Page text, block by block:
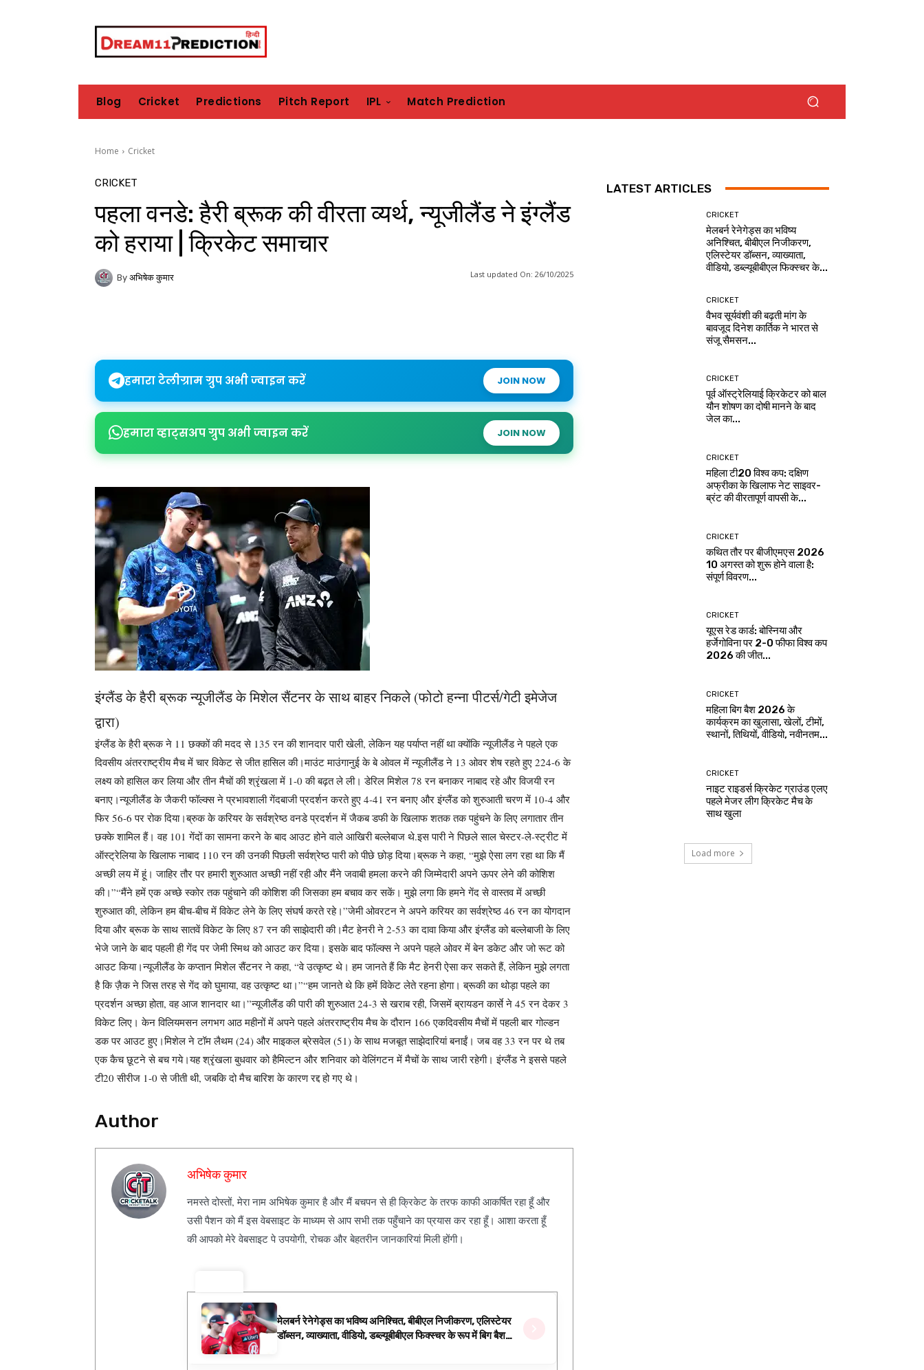
Blog Cricket Predictions Pitch Report IPL Match Prediction
Home Cricket
CRICKET
पहला वनडे: हैरी ब्रूक की वीरता व्यर्थ, न्यूजीलैंड ने इंग्लैंड
को हराया | क्रिकेट समाचार
By अभिषेक कुमार Last updated On: 26/10/2025
हमारा टेलीग्राम ग्रुप अभी ज्वाइन करें JOIN NOW
हमारा व्हाट्सअप ग्रुप अभी ज्वाइन करें JOIN NOW
इंग्लैंड के हैरी ब्रूक न्यूजीलैंड के मिशेल सैंटनर के साथ बाहर निकले (फोटो हन्ना पीटर्स/गेटी इमेजेज
द्वारा)
इंग्लैंड के हैरी ब्रूक ने 11 छक्कों की मदद से 135 रन की शानदार पारी खेली, लेकिन यह पर्याप्त नहीं था क्योंकि न्यूजीलैंड ने पहले एक
दिवसीय अंतरराष्ट्रीय मैच में चार विकेट से जीत हासिल की।माउंट माउंगानुई के बे ओवल में न्यूजीलैंड ने 13 ओवर शेष रहते हुए 224-6 के
लक्ष्य को हासिल कर लिया और तीन मैचों की श्रृंखला में 1-0 की बढ़त ले ली। डेरिल मिशेल 78 रन बनाकर नाबाद रहे और विजयी रन
बनाए।न्यूजीलैंड के जैकरी फॉल्क्स ने प्रभावशाली गेंदबाजी प्रदर्शन करते हुए 4-41 रन बनाए और इंग्लैंड को शुरुआती चरण में 10-4 और
फिर 56-6 पर रोक दिया।ब्रुक के करियर के सर्वश्रेष्ठ वनडे प्रदर्शन में जैकब डफी के खिलाफ शतक तक पहुंचने के लिए लगातार तीन
छक्के शामिल हैं। वह 101 गेंदों का सामना करने के बाद आउट होने वाले आखिरी बल्लेबाज थे.इस पारी ने पिछले साल चेस्टर-ले-स्ट्रीट में
ऑस्ट्रेलिया के खिलाफ नाबाद 110 रन की उनकी पिछली सर्वश्रेष्ठ पारी को पीछे छोड़ दिया।ब्रूक ने कहा, “मुझे ऐसा लग रहा था कि मैं
अच्छी लय में हूं। जाहिर तौर पर हमारी शुरुआत अच्छी नहीं रही और मैंने जवाबी हमला करने की जिम्मेदारी अपने ऊपर लेने की कोशिश
की।”“मैंने हमें एक अच्छे स्कोर तक पहुंचाने की कोशिश की जिसका हम बचाव कर सकें। मुझे लगा कि हमने गेंद से वास्तव में अच्छी
शुरुआत की, लेकिन हम बीच-बीच में विकेट लेने के लिए संघर्ष करते रहे।”जेमी ओवरटन ने अपने करियर का सर्वश्रेष्ठ 46 रन का योगदान
दिया और ब्रूक के साथ सातवें विकेट के लिए 87 रन की साझेदारी की।मैट हेनरी ने 2-53 का दावा किया और इंग्लैंड को बल्लेबाजी के लिए
भेजे जाने के बाद पहली ही गेंद पर जेमी स्मिथ को आउट कर दिया। इसके बाद फॉल्क्स ने अपने पहले ओवर में बेन डकेट और जो रूट को
आउट किया।न्यूजीलैंड के कप्तान मिशेल सैंटनर ने कहा, “वे उत्कृष्ट थे। हम जानते हैं कि मैट हेनरी ऐसा कर सकते हैं, लेकिन मुझे लगता
है कि ज़ैक ने जिस तरह से गेंद को घुमाया, वह उत्कृष्ट था।”“हम जानते थे कि हमें विकेट लेते रहना होगा। ब्रूकी का थोड़ा पहले का
प्रदर्शन अच्छा होता, वह आज शानदार था।”न्यूजीलैंड की पारी की शुरुआत 24-3 से खराब रही, जिसमें ब्रायडन कार्से ने 45 रन देकर 3
विकेट लिए। केन विलियमसन लगभग आठ महीनों में अपने पहले अंतरराष्ट्रीय मैच के दौरान 166 एकदिवसीय मैचों में पहली बार गोल्डन
डक पर आउट हुए।मिशेल ने टॉम लैथम (24) और माइकल ब्रेसवेल (51) के साथ मजबूत साझेदारियां बनाईं। जब वह 33 रन पर थे तब
एक कैच छूटने से बच गये।यह श्रृंखला बुधवार को हैमिल्टन और शनिवार को वेलिंगटन में मैचों के साथ जारी रहेगी। इंग्लैंड ने इससे पहले
टी20 सीरीज 1-0 से जीती थी, जबकि दो मैच बारिश के कारण रद्द हो गए थे।
Author
अभिषेक कुमार
नमस्ते दोस्तों, मेरा नाम अभिषेक कुमार है और मैं बचपन से ही क्रिकेट के तरफ काफी आकर्षित रहा हूँ और
उसी पैशन को मैं इस वेबसाइट के माध्यम से आप सभी तक पहुँचाने का प्रयास कर रहा हूँ। आशा करता हूँ
की आपको मेरे वेबसाइट पे उपयोगी, रोचक और बेहतरीन जानकारियां मिली होंगी।
मेलबर्न रेनेगेड्स का भविष्य अनिश्चित, बीबीएल निजीकरण, एलिस्टेयर
डॉब्सन, व्याख्याता, वीडियो, डब्ल्यूबीबीएल फिक्स्चर के रूप में बिग बैश
LATEST ARTICLES
CRICKET
मेलबर्न रेनेगेड्स का भविष्य
अनिश्चित, बीबीएल निजीकरण,
एलिस्टेयर डॉब्सन, व्याख्याता,
वीडियो, डब्ल्यूबीबीएल फिक्स्चर के...
CRICKET
वैभव सूर्यवंशी की बढ़ती मांग के
बावजूद दिनेश कार्तिक ने भारत से
संजू सैमसन...
CRICKET
पूर्व ऑस्ट्रेलियाई क्रिकेटर को बाल
यौन शोषण का दोषी मानने के बाद
जेल का...
CRICKET
महिला टी20 विश्व कप: दक्षिण
अफ्रीका के खिलाफ नेट साइवर-
ब्रंट की वीरतापूर्ण वापसी के...
CRICKET
कथित तौर पर बीजीएमएस 2026
10 अगस्त को शुरू होने वाला है:
संपूर्ण विवरण...
CRICKET
यूएस रेड कार्ड: बोस्निया और
हर्जेगोविना पर 2-0 फीफा विश्व कप
2026 की जीत...
CRICKET
महिला बिग बैश 2026 के
कार्यक्रम का खुलासा, खेलों, टीमों,
स्थानों, तिथियों, वीडियो, नवीनतम...
CRICKET
नाइट राइडर्स क्रिकेट ग्राउंड एलए
पहले मेजर लीग क्रिकेट मैच के
साथ खुला
Load more